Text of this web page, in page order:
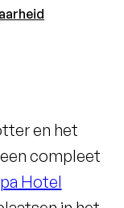
en het
compleet
Hotel